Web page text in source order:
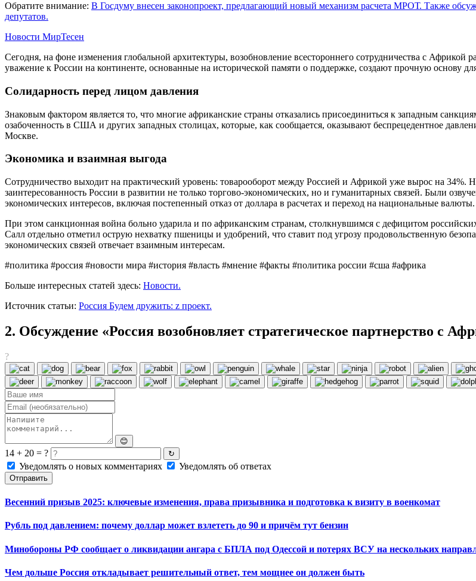
Обратите внимание: В Госдуму внесен законопроект, предлагающий новый механизм расчета МРОТ. Также
депутатов.
Новости МирТесен
Сегодня, на фоне изменения глобальной архитектуры, возобновление всестороннего сотрудничества с Африкой
уважение к России на континенте, основанные на исторической памяти о поддержке, создают прочную основу
Солидарность перед лицом давления
Знаковым фактором является то, что многие африканские страны отказались присоединиться к западным
озабоченность в США и других западных столицах, которые, как сообщается, оказывают беспрецедентное
Москве.
Экономика и взаимная выгода
Сотрудничество выходит на практический уровень: товарооборот между Россией и Африкой уже вырос на
заинтересованность России в развитии не только торгово-экономических, но и гуманитарных связей. Были
экономических интересов, включая постепенный отказ от доллара в расчетах и переход на национальные валюты.
При этом санкционная война больно ударила и по африканским странам, столкнувшимся с дефицитом
Салл отдельно отметил острую нехватку пшеницы и удобрений, что ставит под угрозу продовольственную
экономических связей отвечает взаимным интересам.
#политика #россия #новости мира #история #власть #мнение #факты #политика россии #сша #африка
Больше интересных статей здесь: Новости.
Источник статьи: Россия Будем дружить: z проект.
2. Обсуждение «Россия возобновляет стратегическое партнерство с
?
😊
14 + 20 = ? ↻
Уведомлять о новых комментариях Уведомлять об ответах
Отправить
Весенний призыв 2025: ключевые изменения, права призывника и подготовка к визиту в военкомат
Рубль под давлением: почему доллар может взлететь до 90 и причём тут бензин
Минобороны РФ сообщает о ликвидации ангара с БПЛА под Одессой и потерях ВСУ на нескольких
Чем дольше Россия откладывает решительный ответ, тем мощнее он должен быть